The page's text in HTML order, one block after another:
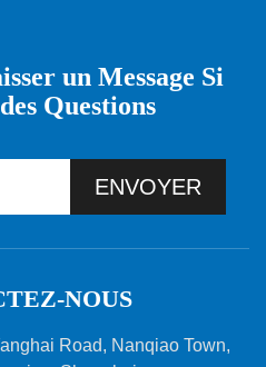
un Message Si
Questions
ENVOYER
NOUS
Road, Nanqiao Town,